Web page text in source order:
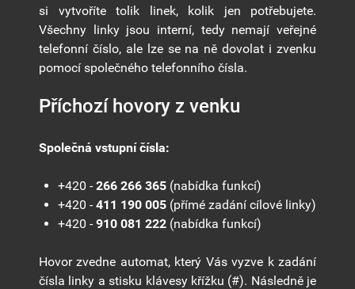
si vytvoříte tolik linek, kolik jen potřebujete.
Všechny linky jsou interní, tedy nemají veřejné
telefonní číslo, ale lze se na ně dovolat i zvenku
pomocí společného telefonního čísla.
Příchozí hovory z venku
Společná vstupní čísla:
+420 - 266 266 365 (nabídka funkcí)
+420 - 411 190 005 (přímé zadání cílové linky)
+420 - 910 081 222 (nabídka funkcí)
Hovor zvedne automat, který Vás vyzve k zadání
čísla linky a stisku klávesy křížku (#). Následně je